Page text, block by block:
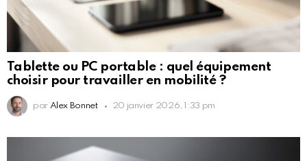
Tablette ou PC portable : quel équipement
choisir pour travailler en mobilité ?
par Alex Bonnet 20 janvier 2026, 1:33 pm